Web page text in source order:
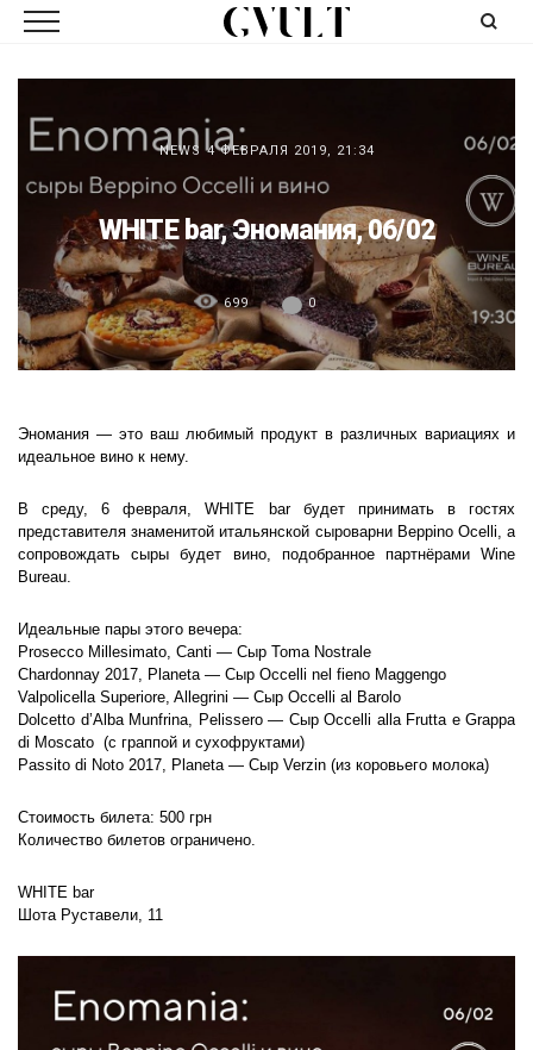
NEWS 4 ФЕВРАЛЯ 2019, 21:34
WHITE bar, Эномания, 06/02
699 0
Эномания — это ваш любимый продукт в различных вариациях и
идеальное вино к нему.
В среду, 6 февраля, WHITE bar будет принимать в гостях
представителя знаменитой итальянской сыроварни Beppino Ocelli, а
сопровождать сыры будет вино, подобранное партнёрами Wine
Bureau.
Идеальные пары этого вечера:
Prosecco Millesimato, Canti — Сыр Toma Nostrale
Chardonnay 2017, Planeta — Сыр Occelli nel fieno Maggengo
Valpolicella Superiore, Allegrini — Сыр Occelli al Barolo
Dolcetto d’Alba Munfrina, Pelissero — Сыр Occelli alla Frutta e Grappa
di Moscato (с граппой и сухофруктами)
Passito di Noto 2017, Planeta — Сыр Verzin (из коровьего молока)
Стоимость билета: 500 грн
Количество билетов ограничено.
WHITE bar
Шота Руставели, 11